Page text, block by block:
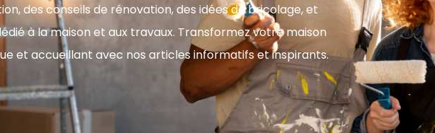
des conseils de rénovation, des idées de bricolage, et
à la maison et aux travaux. Transformez votre maison
et accueillant avec nos articles informatifs et inspirants.